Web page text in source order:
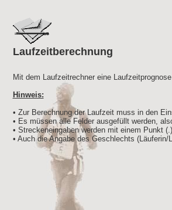
Laufzeitberechnung
Mit dem Laufzeitrechner eine
Hinweis:
• Zur Berechnung der Laufzeit muss in den
• Es müssen alle Felder ausgefüllt werden,
• Streckeneingaben werden mit einem Punkt
• Auch die Angabe des Geschlechts (Läuferin/